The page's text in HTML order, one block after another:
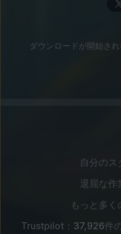
ダウンロードが開始さ
自分のス
退屈な作
もっと多
Trustpilot： 37,926件